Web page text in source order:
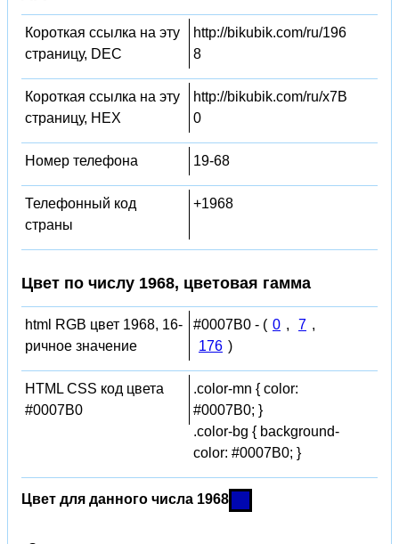
Короткая ссылка на эту
страницу, DEC
http://bikubik.com/ru/196
8
Короткая ссылка на эту
страницу, HEX
http://bikubik.com/ru/x7B
0
Номер телефона 19-68
Телефонный код
страны
+1968
Цвет по числу 1968, цветовая гамма
html RGB цвет 1968, 16-
ричное значение
#0007B0 - ( 0 , 7 ,
176 )
HTML CSS код цвета
#0007B0
.color-mn { color:
#0007B0; }
.color-bg { background-
color: #0007B0; }
Цвет для данного числа 1968